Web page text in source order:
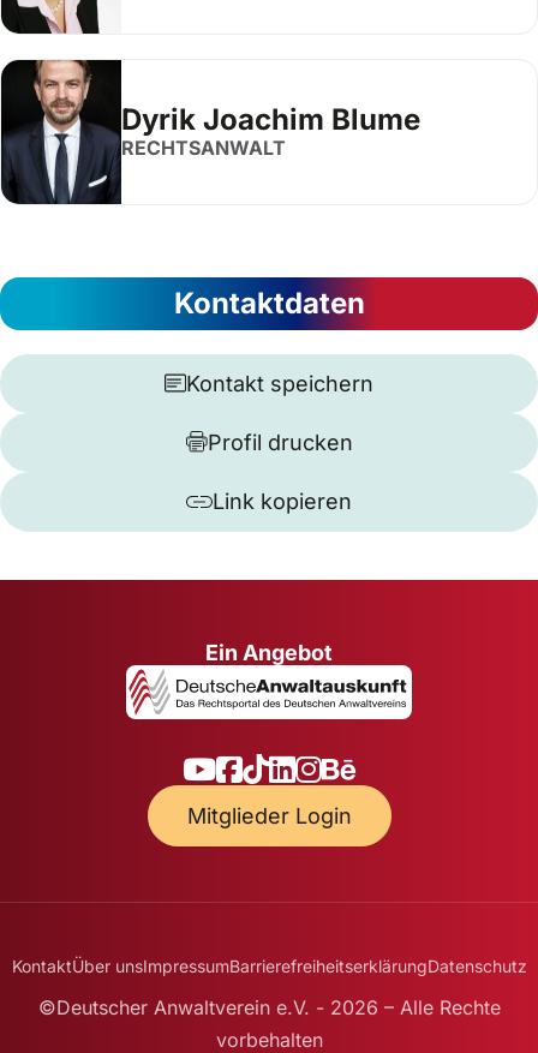
Dyrik Joachim Blume
RECHTSANWALT
Kontaktdaten
Kontakt speichern
Profil drucken
Link kopieren
Ein Angebot
Mitglieder Login
KontaktÜber unsImpressumBarrierefreiheitserklärungDatenschutz
©Deutscher Anwaltverein e.V. - 2026 – Alle Rechte
vorbehalten